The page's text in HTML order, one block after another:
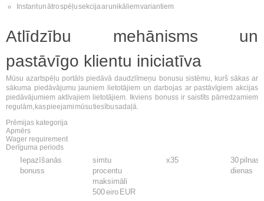
Instant un ātro spēļu sekcija ar unikāliem variantiem
Atlīdzību mehānisms un
pastāvīgo klientu iniciatīva
Mūsu azartspēļu portāls piedāvā daudzlīmeņu bonusu sistēmu, kurš sākas ar
sākuma piedāvājumu jauniem lietotājiem un darbojas ar pastāvīgiem akcijas
piedāvājumiem aktīvajiem lietotājiem. Ikviens bonuss ir saistīts pārredzamiem
regulām, kas pieejami mūsu tiesību sadaļā.
Prēmijas kategorija
Apmērs
Wager requirement
Derīguma periods
Iepazīšanās
bonuss
simtu
procentu
maksimāli
500 eiro EUR
x35
30 pilnas
dienas